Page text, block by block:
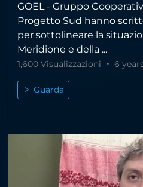
GOEL - Gruppo
Progetto Sud hanno
per sottolineare la
Meridione e della ...
1,600 Visualizzazioni 6
Guarda